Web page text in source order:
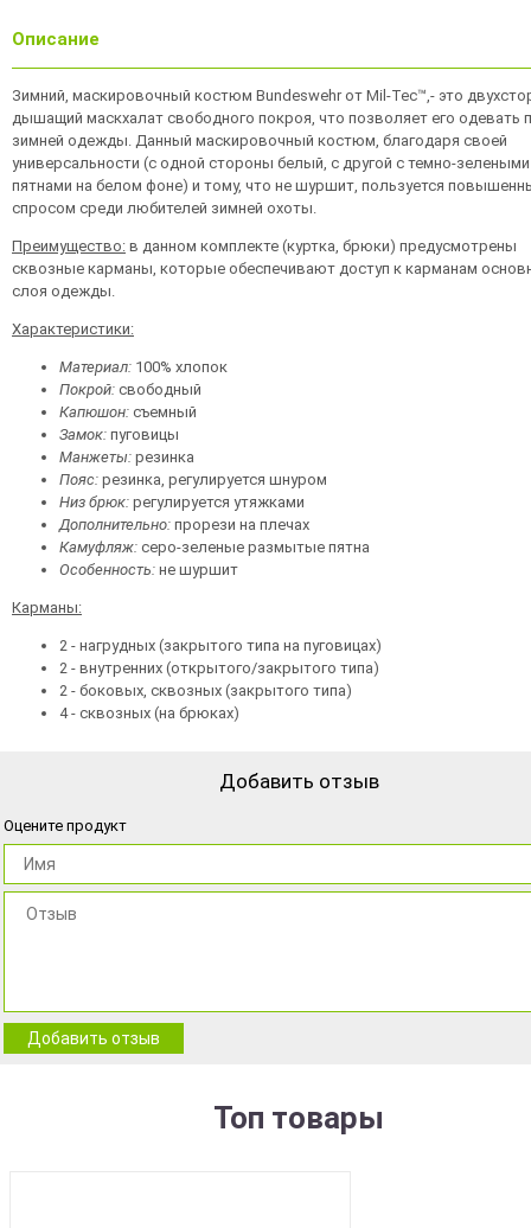
Описание
Зимний, маскировочный костюм Bundeswehr от Mil-Tec™,- это
дышащий маскхалат свободного покроя, что позволяет его одевать
зимней одежды. Данный маскировочный костюм, благодаря своей
универсальности (с одной стороны белый, с другой с темно-зелеными
пятнами на белом фоне) и тому, что не шуршит, пользуется
спросом среди любителей зимней охоты.
Преимущество: в данном комплекте (куртка, брюки) предусмотрены
сквозные карманы, которые обеспечивают доступ к карманам
слоя одежды.
Характеристики:
Материал: 100% хлопок
Покрой: свободный
Капюшон: съемный
Замок: пуговицы
Манжеты: резинка
Пояс: резинка, регулируется шнуром
Низ брюк: регулируется утяжками
Дополнительно: прорези на плечах
Камуфляж: серо-зеленые размытые пятна
Особенность: не шуршит
Карманы:
2 - нагрудных (закрытого типа на пуговицах)
2 - внутренних (открытого/закрытого типа)
2 - боковых, сквозных (закрытого типа)
4 - сквозных (на брюках)
Добавить отзыв
Оцените продукт
Добавить отзыв
Топ товары